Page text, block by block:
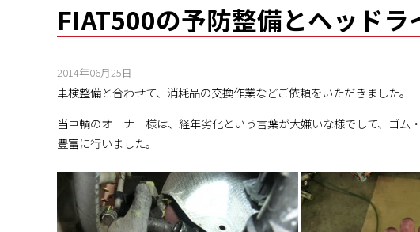
FIAT500の予防整備とヘッドラ
2014年06月25日
車検整備と合わせて、消耗品の交換作業などご依頼をいただきました。
当車輌のオーナー様は、経年劣化という言葉が大嫌いな様でして、ゴム
豊富に行いました。